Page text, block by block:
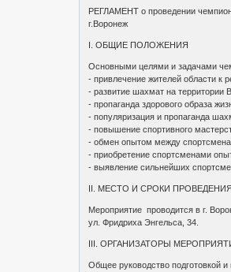
РЕГЛАМЕНТ о проведении
г.Воронеж
I. ОБЩИЕ ПОЛОЖЕНИЯ
Основными целями и задачами
- привлечение жителей области к
- развитие шахмат на территории
- пропаганда здорового образа
- популяризация и пропаганда
- повышение спортивного
- обмен опытом между
- приобретение спортсменами
- выявление сильнейших
II. МЕСТО И СРОКИ ПРОВЕДЕНИЯ
Мероприятие проводится в г.
ул. Фридриха Энгельса, 34.
III. ОРГАНИЗАТОРЫ
Общее руководство подготовкой